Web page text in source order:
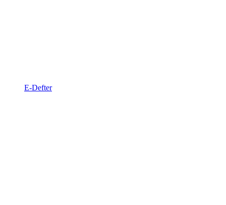
E-Defter